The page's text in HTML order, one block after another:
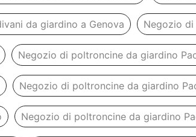
da giardino a Genova Negozio
Negozio di poltroncine da giardino
Negozio di poltroncine da giardino
Negozio di poltroncine da giardino